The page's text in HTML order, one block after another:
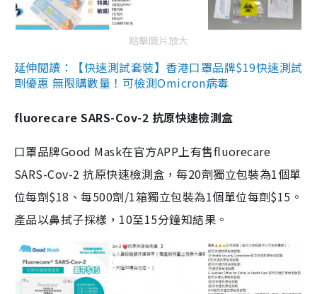
點擊圖片放大
延伸閱讀：【快速測試套裝】香港口罩品牌$19快速測試
劑優惠 無限購數量！可檢測Omicron病毒
fluorecare SARS-Cov-2 抗原快速檢測盒
口罩品牌Good Mask在官方APP上有售fluorecare
SARS-Cov-2 抗原快速檢測盒，每20劑獨立包裝為1個單
位每劑$18、每500劑/1箱獨立包裝為1個單位每劑$15。
產品以鼻拭子採樣，10至15分鐘知結果。